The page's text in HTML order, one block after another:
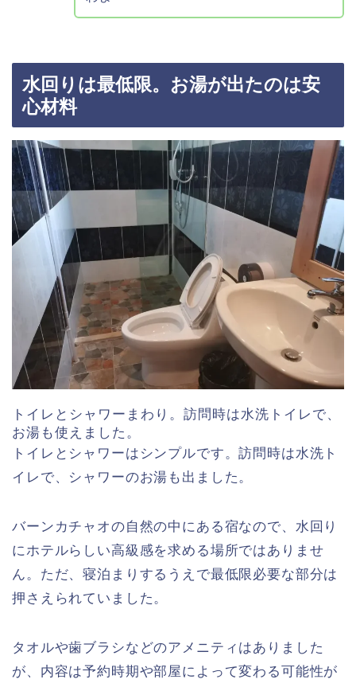
水回りは最低限。お湯が出たのは安
心材料
トイレとシャワーまわり。訪問時は水洗トイレで、
お湯も使えました。
トイレとシャワーはシンプルです。訪問時は水洗ト
イレで、シャワーのお湯も出ました。
バーンカチャオの自然の中にある宿なので、水回り
にホテルらしい高級感を求める場所ではありませ
ん。ただ、寝泊まりするうえで最低限必要な部分は
押さえられていました。
タオルや歯ブラシなどのアメニティはありました
が、内容は予約時期や部屋によって変わる可能性が